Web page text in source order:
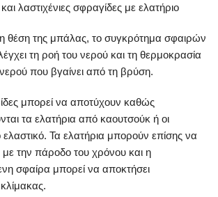
λαστιχένιες σφραγίδες με ελατήριο
θέση της μπάλας, το συγκρότημα σφαιρών
τη ροή του νερού και τη θερμοκρασία
που βγαίνει από τη βρύση.
μπορεί να αποτύχουν καθώς
τα ελατήρια από καουτσούκ ή οι
ελαστικό. Τα ελατήρια μπορούν επίσης να
με την πάροδο του χρόνου και η
σφαίρα μπορεί να αποκτήσει